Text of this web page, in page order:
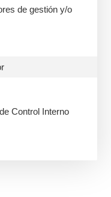
de gestión y/o
Control Interno